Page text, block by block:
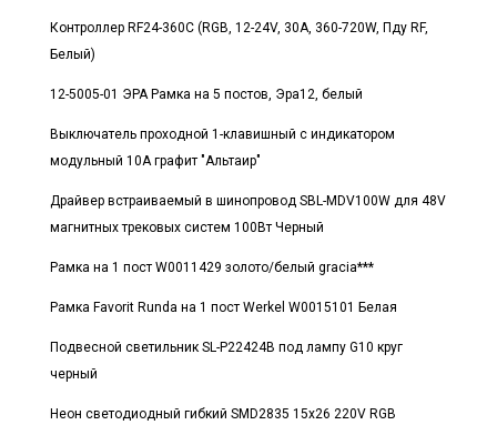
Контроллер RF24-360C (RGB, 12-24V, 30A, 360-720W, Пду RF,
Белый)
12-5005-01 ЭРА Рамка на 5 постов, Эра12, белый
Выключатель проходной 1-клавишный с индикатором
модульный 10А графит "Альтаир"
Драйвер встраиваемый в шинопровод SBL-MDV100W для 48V
магнитных трековых систем 100Вт Черный
Рамка на 1 пост W0011429 золото/белый gracia***
Рамка Favorit Runda на 1 пост Werkel W0015101 Белая
Подвесной светильник SL-P22424B под лампу G10 круг
черный
Неон светодиодный гибкий SMD2835 15x26 220V RGB